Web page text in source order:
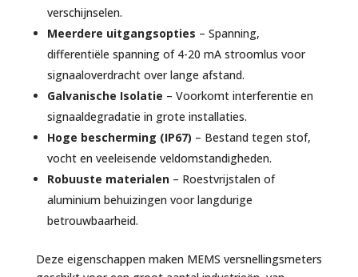
verschijnselen.
Meerdere uitgangsopties – Spanning,
differentiële spanning of 4-20 mA stroomlus voor
signaaloverdracht over lange afstand.
Galvanische Isolatie – Voorkomt interferentie en
signaaldegradatie in grote installaties.
Hoge bescherming (IP67) – Bestand tegen stof,
vocht en veeleisende veldomstandigheden.
Robuuste materialen– Roestvrijstalen of
aluminium behuizingen voor langdurige
betrouwbaarheid.
Deze eigenschappen maken MEMS versnellingsmeters